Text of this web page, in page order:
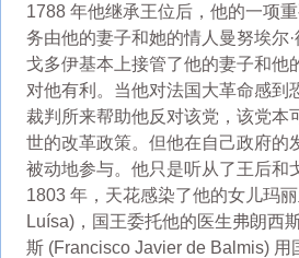
1788 年他继承王位后，他的一项
务由他的妻子和她的情人曼努埃尔
戈多伊基本上接管了他的妻子和他
对他有利。当他对法国大革命感到
裁判所来帮助他反对该党，该党本
世的改革政策。但他在自己政府的
被动地参与。他只是听从了王后和
1803 年，天花感染了他的女儿玛
Luísa)，国王委托他的医生弗朗西
斯 (Francisco Javier de Balmis) 用